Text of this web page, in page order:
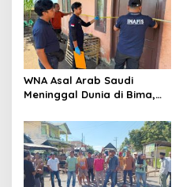
WNA Asal Arab Saudi
Meninggal Dunia di Bima,